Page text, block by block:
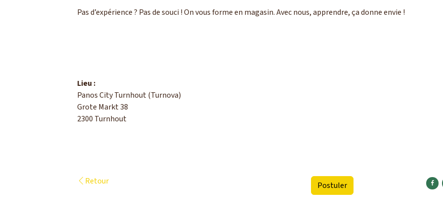
Pas d’expérience ? Pas de souci ! On vous forme en magasin. Avec nous, apprendre, ça donne envie !
Lieu :
Panos City Turnhout (Turnova)
Grote Markt 38
2300 Turnhout
Retour Postuler